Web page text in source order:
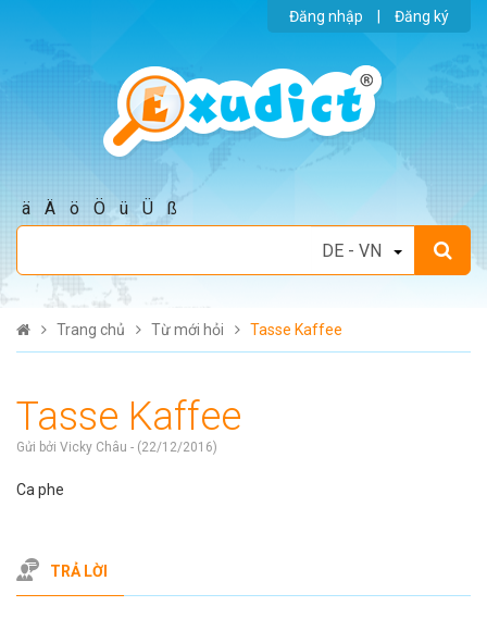
Đăng nhập Đăng ký
ä Ä ö Ö ü Ü ß
Trang chủ Từ mới hỏi Tasse Kaffee
Tasse Kaffee
Gửi bởi Vicky Châu - (22/12/2016)
Ca phe
TRẢ LỜI